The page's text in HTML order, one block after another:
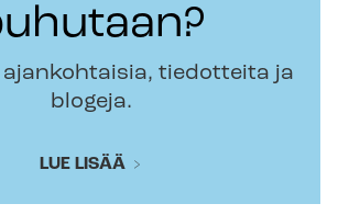
ajankohtaisia, tiedotteita ja
blogeja.
LUE LISÄÄ